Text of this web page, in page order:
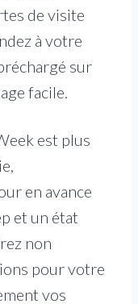
de visite
à votre
sur
facile.
est plus
en avance
et un état
non
pour votre
vos